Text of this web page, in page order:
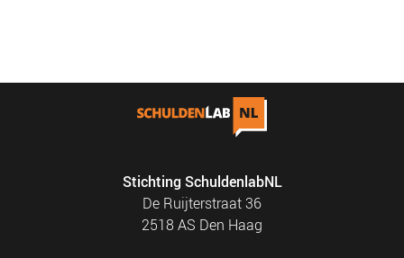
Stichting SchuldenlabNL
De Ruijterstraat 36
2518 AS Den Haag